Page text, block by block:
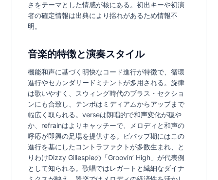
さをテーマとした情感が核にある。初出キーや初演
者の確定情報は出典により揺れがあるため情報不
明。
音楽的特徴と演奏スタイル
機能和声に基づく明快なコード進行が特徴で、循環
進行やセカンダリードミナントが多用される。旋律
は歌いやすく、スウィング時代のブラス・セクショ
ンにも合致し、テンポはミディアムからアップまで
幅広く取られる。verseは朗唱的で和声変化が穏や
か、refrainはよりキャッチーで、メロディと和声の
呼応が即興の足場を提供する。ビバップ期にはこの
進行を基にしたコントラファクトが多数生まれ、と
りわけDizzy Gillespieの「Groovin’ High」が代表例
として知られる。歌唱ではレガートと繊細なダイナ